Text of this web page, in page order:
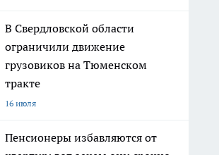
В Свердловской области
ограничили движение
грузовиков на Тюменском
тракте
16 июля
Пенсионеры избавляются от